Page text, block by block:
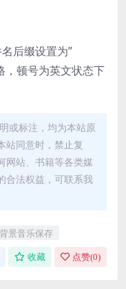
后缀设置为”
，顿号为英文状态下
或标注，均为本站原
站同意时，禁止复
网站、书籍等各类媒
合法权益，可联系我
景音乐保存
收藏 点赞(0)